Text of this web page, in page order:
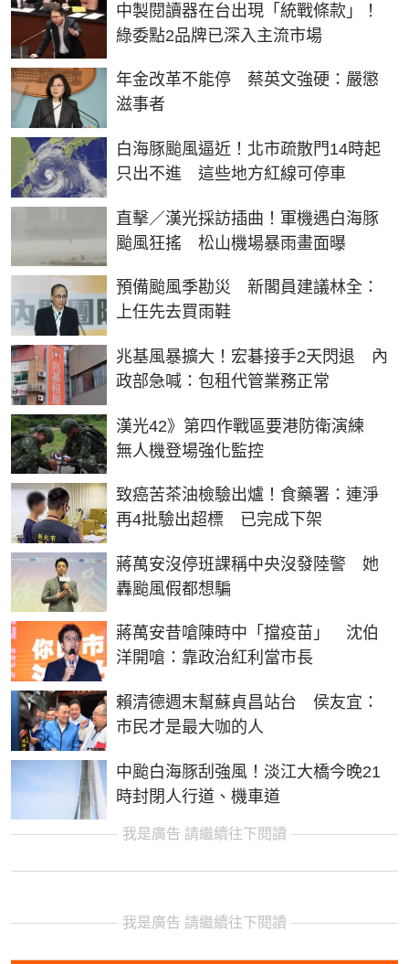
中製閱讀器在台出現「統戰條款」！
綠委點2品牌已深入主流市場
年金改革不能停 蔡英文強硬：嚴懲
滋事者
白海豚颱風逼近！北市疏散門14時起
只出不進 這些地方紅線可停車
直擊／漢光採訪插曲！軍機遇白海豚
颱風狂搖 松山機場暴雨畫面曝
預備颱風季勘災 新閣員建議林全：
上任先去買雨鞋
兆基風暴擴大！宏碁接手2天閃退 內
政部急喊：包租代管業務正常
漢光42》第四作戰區要港防衛演練
無人機登場強化監控
致癌苦茶油檢驗出爐！食藥署：連淨
再4批驗出超標 已完成下架
蔣萬安沒停班課稱中央沒發陸警 她
轟颱風假都想騙
蔣萬安昔嗆陳時中「擋疫苗」 沈伯
洋開嗆：靠政治紅利當市長
賴清德週末幫蘇貞昌站台 侯友宜：
市民才是最大咖的人
中颱白海豚刮強風！淡江大橋今晚21
時封閉人行道、機車道
我是廣告 請繼續往下閱讀
我是廣告 請繼續往下閱讀